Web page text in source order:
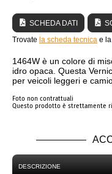
SCHEDA DATI
Trovate la scheda tecnica e la
1464W è un colore di
idro opaca. Questa
per veicoli leggeri e
Foto non contrattuali
Questo prodotto è strettamente
DESCRIZIONE